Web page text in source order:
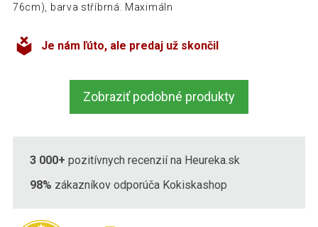
76cm), barva stříbrná. Maximáln
Je nám ľúto, ale predaj už skončil
Zobraziť podobné produkty
3 000+ pozitívnych recenzií na Heureka.sk
98% zákazníkov odporúča Kokiskashop